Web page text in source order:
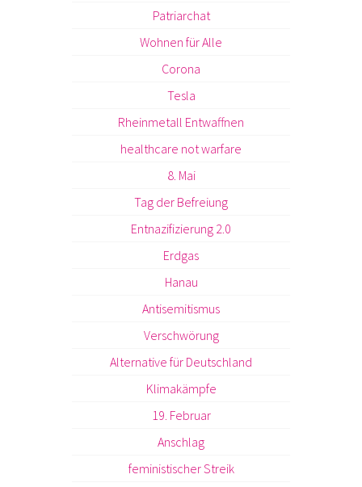
Patriarchat
Wohnen für Alle
Corona
Tesla
Rheinmetall Entwaffnen
healthcare not warfare
8. Mai
Tag der Befreiung
Entnazifizierung 2.0
Erdgas
Hanau
Antisemitismus
Verschwörung
Alternative für Deutschland
Klimakämpfe
19. Februar
Anschlag
feministischer Streik